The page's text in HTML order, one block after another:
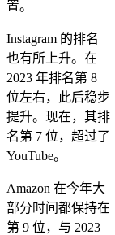
置。
Instagram 的排名
也有所上升。在
2023 年排名第 8
位左右，此后稳步
提升。现在，其排
名第 7 位，超过了
YouTube。
Amazon 在今年大
部分时间都保持在
第 9 位，与 2023